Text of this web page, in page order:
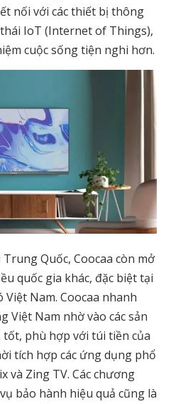
nối với các thiết bị thông
IoT (Internet of Things),
cuộc sống tiện nghi hơn.
Quốc, Coocaa còn mở
quốc gia khác, đặc biệt tại
Nam. Coocaa nhanh
Việt Nam nhờ vào các sản
phù hợp với túi tiền của
tích hợp các ứng dụng phổ
và Zing TV. Các chương
bảo hành hiệu quả cũng là